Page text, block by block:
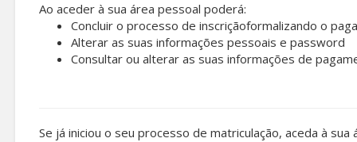
Ao aceder à sua área pessoal poderá:
Concluir o processo de inscriçãoformalizando o
Alterar as suas informações pessoais e password
Consultar ou alterar as suas informações de
Se já iniciou o seu processo de matriculação, aceda à